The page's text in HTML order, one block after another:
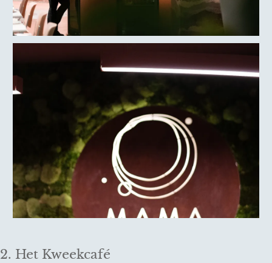
2. Het Kweekcafé